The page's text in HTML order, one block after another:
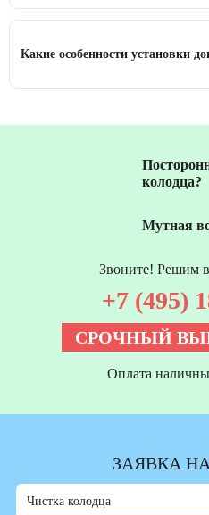
Какие особенности установки
колодца?
Мутная
Звоните! Решим
+7 (495)
СРОЧНЫЙ
Оплата
ЗАЯВКА